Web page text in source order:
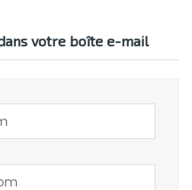
votre boîte e-mail